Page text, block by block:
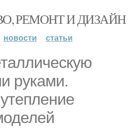
РЕМОНТ И ДИЗАЙН
новости статьи
руками.